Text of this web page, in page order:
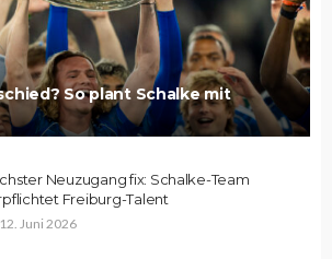
So plant Schalke mit
Neuzugang fix: Schalke-Team
Freiburg-Talent
12. Juni 2026